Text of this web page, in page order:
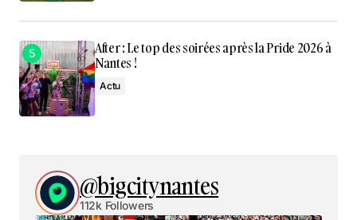
After : Le top des soirées après la Pride 2026 à
Nantes !
Actu
@bigcitynantes
112k Followers